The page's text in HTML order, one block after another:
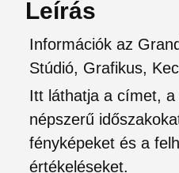
Leírás
Információk az
Stúdió, Grafikus,
Itt láthatja a címet,
népszerű
fényképeket és a
értékeléseket.